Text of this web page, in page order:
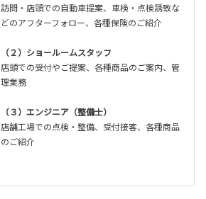
訪問・店頭での自動車提案、車検・点検誘致な
どのアフターフォロー、各種保険のご紹介
（２）ショールームスタッフ
店頭での受付やご提案、各種商品のご案内、管
理業務
（３）エンジニア（整備士）
店舗工場での点検・整備、受付接客、各種商品
のご紹介